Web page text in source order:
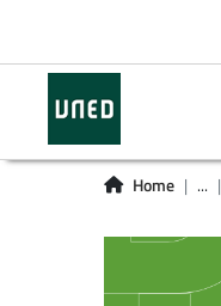
Home ...